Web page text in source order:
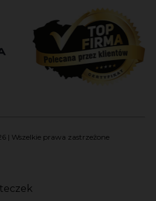
| Wszelkie prawa zastrzeżone